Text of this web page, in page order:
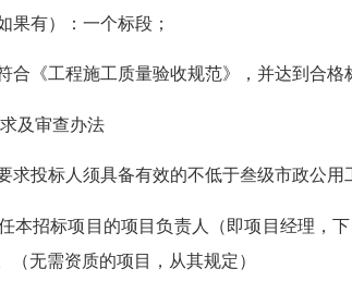
有）：一个标段；
《工程施工质量验收规范》，并达到合格
及审查办法
投标人须具备有效的不低于叁级市政公用
招标项目的项目负责人（即项目经理，下
（无需资质的项目，从其规定）